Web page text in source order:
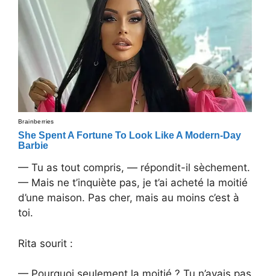
— Tu as tout compris, — répondit-il sèchement.
— Mais ne t’inquiète pas, je t’ai acheté la moitié
d’une maison. Pas cher, mais au moins c’est à
toi.
Rita sourit :